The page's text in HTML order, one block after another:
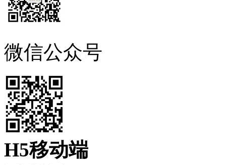
微信公众号
H5移动端